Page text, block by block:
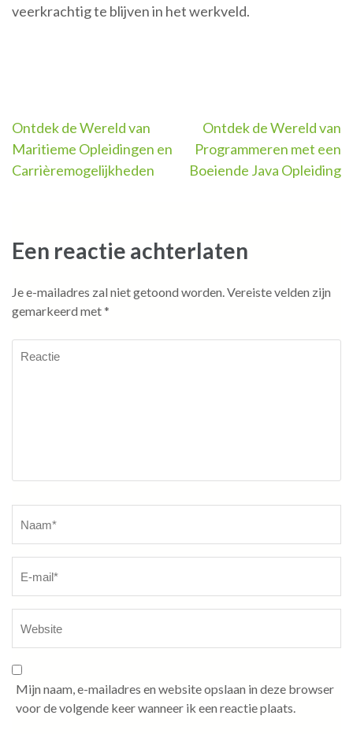
veerkrachtig te blijven in het werkveld.
Berichtnavigatie
Ontdek de Wereld van
Maritieme Opleidingen en
Carrièremogelijkheden
Ontdek de Wereld van
Programmeren met een
Boeiende Java Opleiding
Een reactie achterlaten
Je e-mailadres zal niet getoond worden.Vereiste velden zijn
gemarkeerd met*
Mijn naam, e-mailadres en website opslaan in deze browser
voor de volgende keer wanneer ik een reactie plaats.